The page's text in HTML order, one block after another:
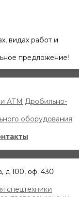
видах работ и
предложение!
АТМ Дробильно-
оборудования
д.100, оф. 430
спецтехники